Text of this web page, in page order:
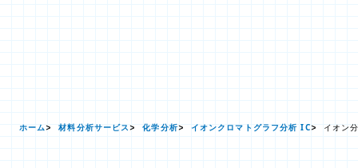
ホーム 材料分析サービス 化学分析 イオンクロマトグラフ分析 IC イオン